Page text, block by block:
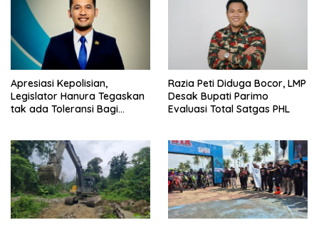
Apresiasi Kepolisian,
Legislator Hanura Tegaskan
tak ada Toleransi Bagi
Razia Peti Diduga Bocor, LMP
Desak Bupati Parimo
Evaluasi Total Satgas PHL